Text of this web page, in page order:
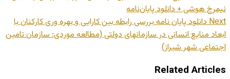
نیمرخ هوشی + دانلود پایان‌نامه
Nextدانلود پایان نامه بررسی رابطه بین کارایی و بهره وری کارکنان با
ابعاد منایع انسانی در سازمانهای دولتی (مطالعه موردی: سازمان تامین
اجتماعی شهر شیراز)
Related Articles